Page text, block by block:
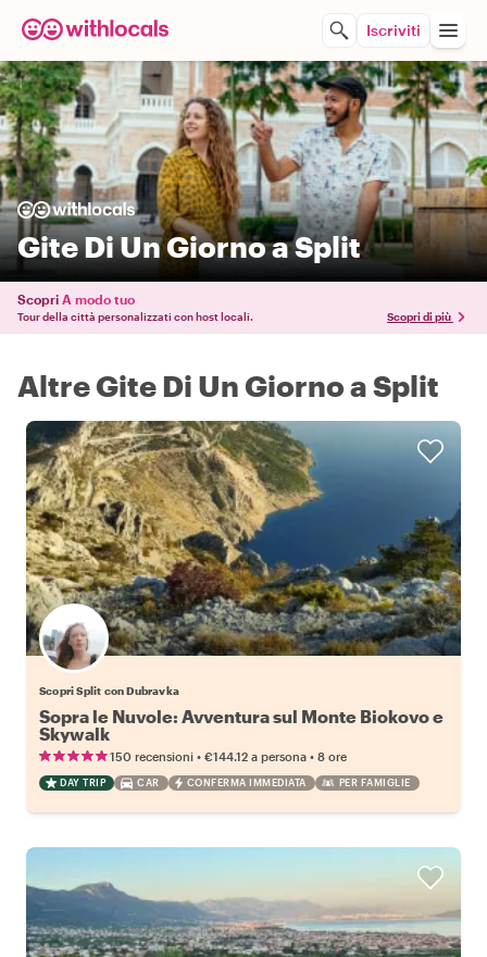
Iscriviti
Gite Di Un Giorno a Split
Scopri A modo tuo
Tour della città personalizzati con host locali. Scopri di più
Altre Gite Di Un Giorno a Split
Scopri Split con Dubravka
Sopra le Nuvole: Avventura sul Monte Biokovo e
Skywalk
150 recensioni • €144.12 a persona • 8 ore
DAY TRIP CAR CONFERMA IMMEDIATA PER FAMIGLIE